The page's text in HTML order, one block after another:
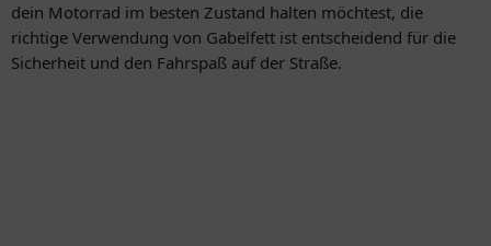
dein Motorrad im besten Zustand halten möchtest, die
richtige Verwendung von Gabelfett ist entscheidend für die
Sicherheit und den Fahrspaß auf der Straße.